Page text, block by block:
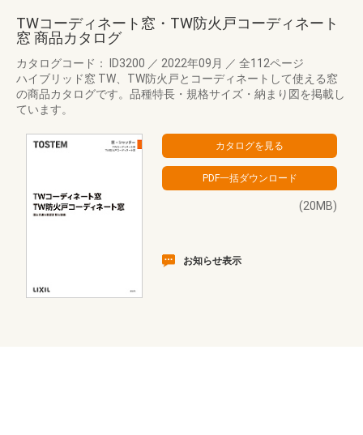
TWコーディネート窓・TW防火戸コーディネート
窓 商品カタログ
カタログコード： ID3200 ／ 2022年09月 ／ 全112ページ
ハイブリッド窓 TW、TW防火戸とコーディネートして使える窓
の商品カタログです。品種特長・規格サイズ・納まり図を掲載し
ています。
(20MB)
お知らせ表示